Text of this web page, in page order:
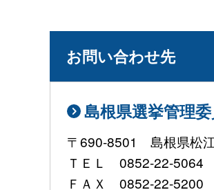
お問い合わせ先
島根県選挙管理
〒690-8501 島根県松
ＴＥＬ 0852-22-5064
ＦＡＸ 0852-22-5200